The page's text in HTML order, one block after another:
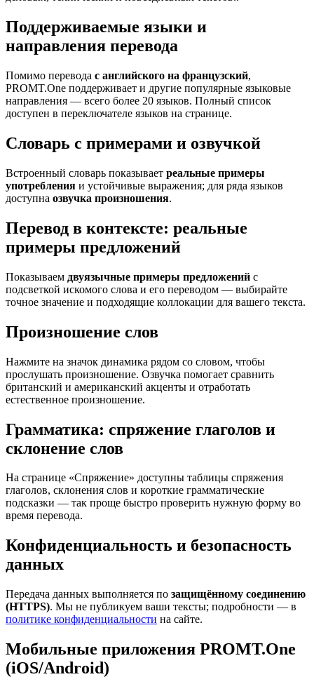
Поддерживаемые языки и
направления перевода
Помимо перевода с английского на французский,
PROMT.One поддерживает и другие популярные языковые
направления — всего более 20 языков. Полный список
доступен в переключателе языков на странице.
Словарь с примерами и озвучкой
Встроенный словарь показывает реальные примеры
употребления и устойчивые выражения; для ряда языков
доступна озвучка произношения.
Перевод в контексте: реальные
примеры предложений
Показываем двуязычные примеры предложений с
подсветкой искомого слова и его переводом — выбирайте
точное значение и подходящие коллокации для вашего текста.
Произношение слов
Нажмите на значок динамика рядом со словом, чтобы
прослушать произношение. Озвучка помогает сравнить
британский и американский акценты и отработать
естественное произношение.
Грамматика: спряжение глаголов и
склонение слов
На странице «Спряжение» доступны таблицы спряжения
глаголов, склонения слов и короткие грамматические
подсказки — так проще быстро проверить нужную форму во
время перевода.
Конфиденциальность и безопасность
данных
Передача данных выполняется по защищённому соединению
(HTTPS). Мы не публикуем ваши тексты; подробности — в
политике конфиденциальности на сайте.
Мобильные приложения PROMT.One
(iOS/Android)